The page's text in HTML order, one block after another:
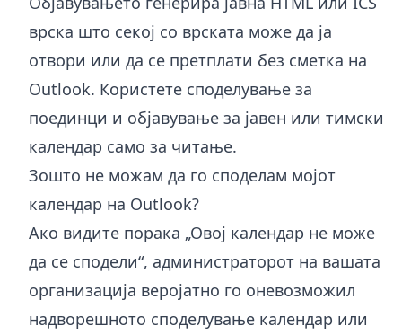
врска што секој со врската може да ја
отвори или да се претплати без сметка на
Outlook. Користете споделување за
поединци и објавување за јавен или тимски
календар само за читање.
Зошто не можам да го споделам мојот
календар на Outlook?
Ако видите порака „Овој календар не може
да се сподели“, администраторот на вашата
организација веројатно го оневозможил
надворешното споделување календар или